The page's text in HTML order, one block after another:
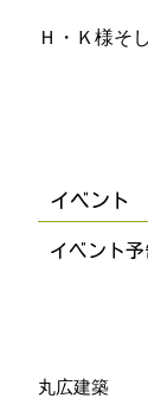
Ｈ・Ｋ様そ
イベント
イベント予
丸広建築